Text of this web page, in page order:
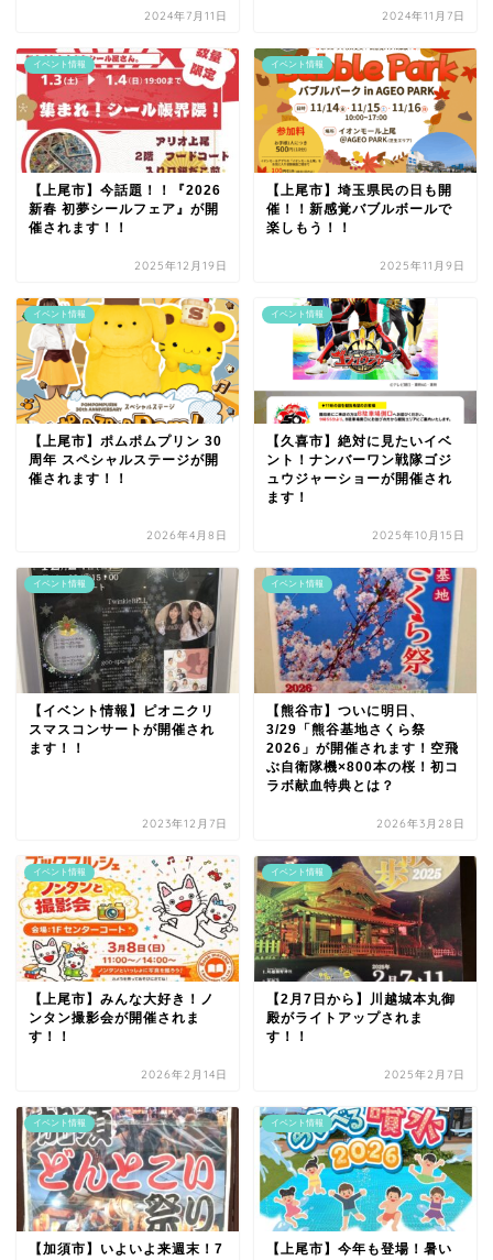
2024年7月11日 2024年11月7日
イベント情報
【上尾市】今話題！！『2026
新春 初夢シールフェア』が開
催されます！！
2025年12月19日
イベント情報
【上尾市】埼玉県民の日も開
催！！新感覚バブルボールで
楽しもう！！
2025年11月9日
イベント情報
【上尾市】ポムポムプリン 30
周年 スペシャルステージが開
催されます！！
2026年4月8日
イベント情報
【久喜市】絶対に見たいイベ
ント！ナンバーワン戦隊ゴジ
ュウジャーショーが開催され
ます！
2025年10月15日
イベント情報
【イベント情報】ピオニクリ
スマスコンサートが開催され
ます！！
2023年12月7日
イベント情報
【熊谷市】ついに明日、
3/29「熊谷基地さくら祭
2026」が開催されます！空飛
ぶ自衛隊機×800本の桜！初コ
ラボ献血特典とは？
2026年3月28日
イベント情報
【上尾市】みんな大好き！ノ
ンタン撮影会が開催されま
す！！
2026年2月14日
イベント情報
【2月7日から】川越城本丸御
殿がライトアップされま
す！！
2025年2月7日
イベント情報
【加須市】いよいよ来週末！7
イベント情報
【上尾市】今年も登場！暑い